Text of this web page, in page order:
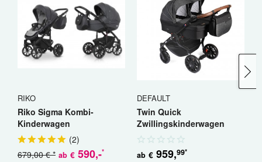
RIKO
Riko Sigma Kombi-
Kinderwagen
(2)
ab € 590,-*
679,00 € *
DEFAULT
Twin Quick
Zwillingskinderwagen
Geschwisterwagen
ab € 959,99*